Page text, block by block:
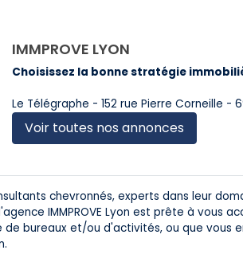
IMMPROVE LYON
Choisissez la bonne stratégie
Le Télégraphe - 152 rue Pierre Corneille -
Voir toutes nos annonces
chevronnés, experts dans leur
IMMPROVE Lyon est prête à vous
bureaux et/ou d'activités, ou que vous